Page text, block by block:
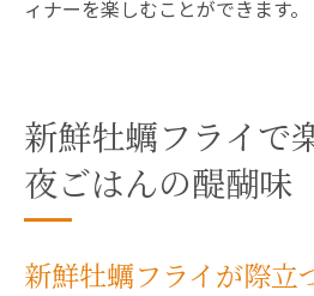
ィナーを楽しむことができます。
新鮮牡蠣フライで
夜ごはんの醍醐味
新鮮牡蠣フライが際立